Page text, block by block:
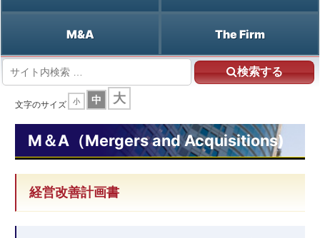
M&A The Firm
検索する
M&A支援なら新日本総合事務所 | M&A（Mergers and Acquisitions)
文字のサイズ 小 中 大
M＆A（Mergers and Acquisitions)
経営改善計画書